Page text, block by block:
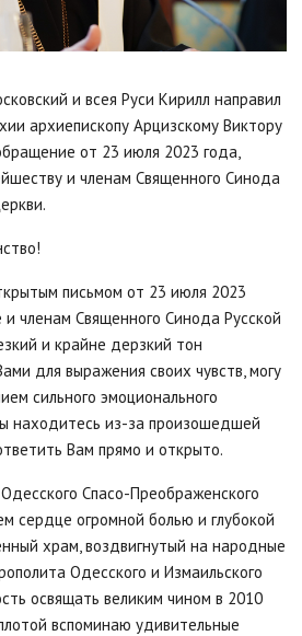
и всея Руси Кирилл направил
архиепископу Арцизскому Виктору
от 23 июля 2023 года,
и членам Священного Синода
письмом от 23 июля 2023
членам Священного Синода Русской
и крайне дерзкий тон
для выражения своих чувств, могу
сильного эмоционального
находитесь из-за произошедшей
Вам прямо и открыто.
Спасо-Преображенского
сердце огромной болью и глубокой
храм, воздвигнутый на народные
Одесского и Измаильского
освящать великим чином в 2010
вспоминаю удивительные